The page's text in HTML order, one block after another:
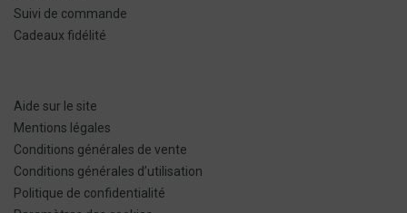
Suivi de commande
Cadeaux fidélité
Aide sur le site
Mentions légales
Conditions générales de vente
Conditions générales d’utilisation
Politique de confidentialité